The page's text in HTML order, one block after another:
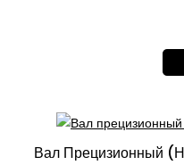
Вал Прецизионный